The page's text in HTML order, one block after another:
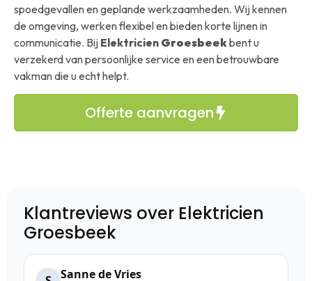
spoedgevallen en geplande werkzaamheden. Wij kennen
de omgeving, werken flexibel en bieden korte lijnen in
communicatie. Bij Elektricien Groesbeekbent u
verzekerd van persoonlijke service en een betrouwbare
vakman die u echt helpt.
Offerte aanvragen
Klantreviews over Elektricien
Groesbeek
Sanne de Vries